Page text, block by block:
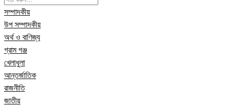
সম্পাদকীয়
উপ সম্পাদকীয়
অর্থ ও বাণিজ্য
গ্রাম গঞ্জ
খেলাধুলা
আন্তর্জাতিক
রাজনীতি
জাতীয়